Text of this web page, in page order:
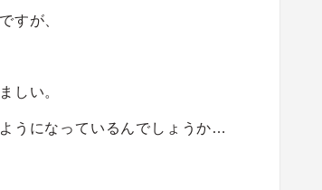
すが、
しい。
うになっているんでしょうか…